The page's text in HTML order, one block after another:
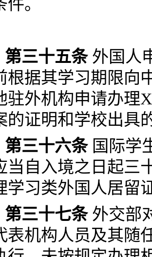
。
第三十五条外国人
根据其学习期限向
驻外机构申请办理
的证明和学校出具
第三十六条国际学
当自入境之日起三
学习类外国人居留
第三十七条外交部
表机构人员及其随